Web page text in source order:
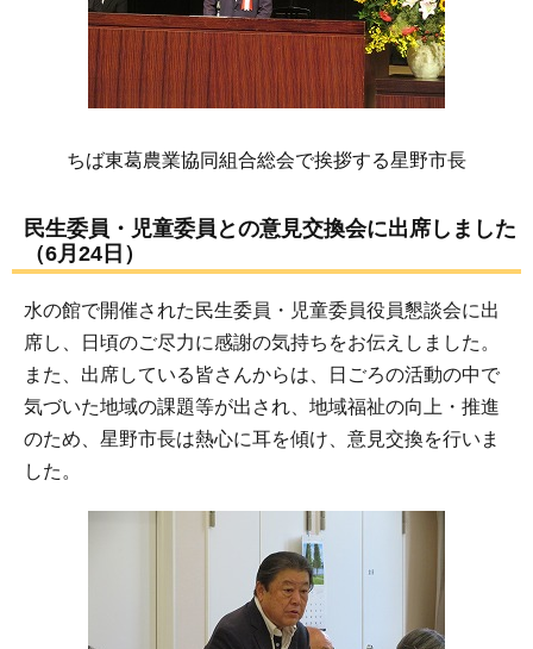
ちば東葛農業協同組合総会で挨拶する星野市長
民生委員・児童委員との意見交換会に出席しました
（6月24日）
水の館で開催された民生委員・児童委員役員懇談会に出
席し、日頃のご尽力に感謝の気持ちをお伝えしました。
また、出席している皆さんからは、日ごろの活動の中で
気づいた地域の課題等が出され、地域福祉の向上・推進
のため、星野市長は熱心に耳を傾け、意見交換を行いま
した。